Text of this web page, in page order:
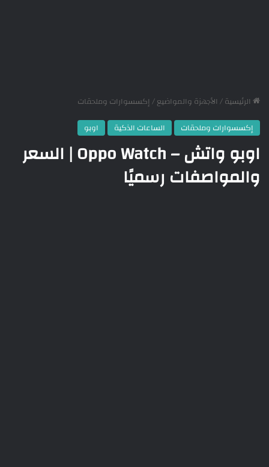
الرئيسية/ الأجهزة والمواضيع/إكسسوارات وملحقات
إكسسوارات وملحقات
الساعات الذكية اوبو
اوبو واتش – Oppo Watch | السعر
والمواصفات رسميًا